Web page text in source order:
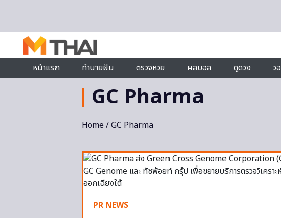
หน้าแรก
ทำนายฝัน ตรวจหวย ผลบอล ดูดวง ว
GC Pharma
Home/ GC Pharma
PR NEWS